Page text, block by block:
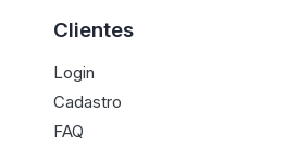
Clientes
Login
Cadastro
FAQ